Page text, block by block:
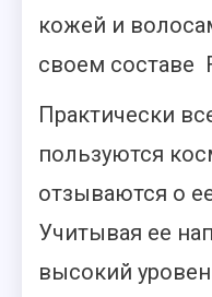
кожей и
своем составе
Практически
пользуются
отзываются о
Учитывая ее
высокий